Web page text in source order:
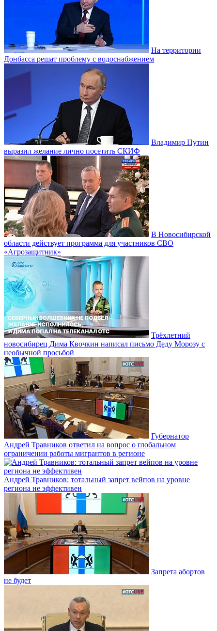
На территории
Донбасса решат проблему с водоснабжением
Владимир Путин
выразил желание лично посетить СКИФ
В Новосибирской
области действует программа для участников СВО
«Агрозащитник»
Трёхлетний
новосибирец Дима Квочкин написал письмо Деду Морозу с
необычной просьбой
Губернатор
Андрей Травников ответил на вопрос о глобальном
ограничении работы мигрантов в регионе
Андрей Травников: тотальный запрет вейпов на уровне
региона не эффективен
Запрета абортов
не будет